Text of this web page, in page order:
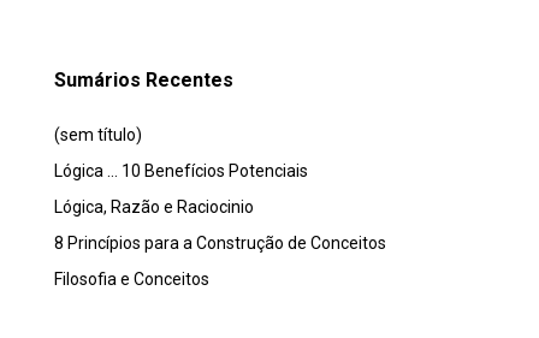
Sumários Recentes
(sem título)
Lógica … 10 Benefícios Potenciais
Lógica, Razão e Raciocinio
8 Princípios para a Construção de Conceitos
Filosofia e Conceitos